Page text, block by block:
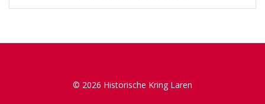
© 2026 Historische Kring Laren